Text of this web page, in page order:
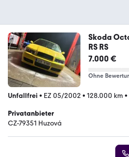
Skoda
RS RS
7.000 €
Ohne
Unfallfrei • EZ 05/2002 • 128.000 km •
Privatanbieter
CZ-79351 Huzová